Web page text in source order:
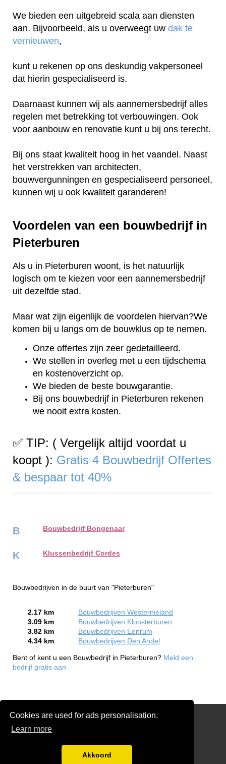
Cookies are used for ads personalisation.
Learn more
Akkoord
We bieden een uitgebreid scala aan diensten
aan. Bijvoorbeeld, als u overweegt uw dak te
vernieuwen,
kunt u rekenen op ons deskundig vakpersoneel
dat hierin gespecialiseerd is.
Daarnaast kunnen wij als aannemersbedrijf alles
regelen met betrekking tot verbouwingen. Ook
voor aanbouw en renovatie kunt u bij ons terecht.
Bij ons staat kwaliteit hoog in het vaandel. Naast
het verstrekken van architecten,
bouwvergunningen en gespecialiseerd personeel,
kunnen wij u ook kwaliteit garanderen!
Voordelen van een bouwbedrijf in
Pieterburen
Als u in Pieterburen woont, is het natuurlijk
logisch om te kiezen voor een aannemersbedrijf
uit dezelfde stad.
Maar wat zijn eigenlijk de voordelen hiervan?We
komen bij u langs om de bouwklus op te nemen.
Onze offertes zijn zeer gedetailleerd.
We stellen in overleg met u een tijdschema
en kostenoverzicht op.
We bieden de beste bouwgarantie.
Bij ons bouwbedrijf in Pieterburen rekenen
we nooit extra kosten.
✅ TIP: ( Vergelijk altijd voordat u
koopt ): Gratis 4 Bouwbedrijf Offertes
& bespaar tot 40%
B Bouwbedrijf Bongenaar
K Klussenbedrijf Cordes
Bouwbedrijven in de buurt van "Pieterburen"
2.17 km
Bouwbedrijven Westernieland
3.09 km
Bouwbedrijven Kloosterburen
3.82 km
Bouwbedrijven Eenrum
4.34 km
Bouwbedrijven Den Andel
Bent of kent u een Bouwbedrijf in Pieterburen? Meld een
bedrijf gratis aan
Links
Gratis Verbouw & renovatie Offertes Vergelijken